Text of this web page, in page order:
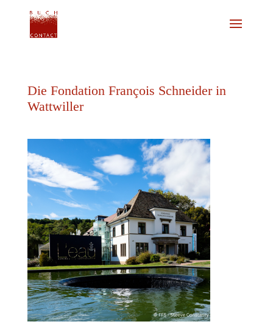
Die Fondation François Schneider in
Wattwiller